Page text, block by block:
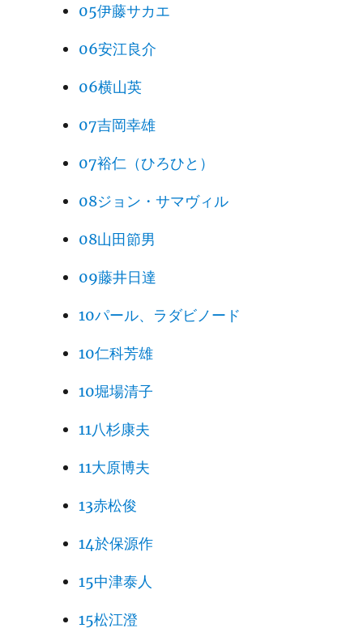
05伊藤サカエ
06安江良介
06横山英
07吉岡幸雄
07裕仁（ひろひと）
08ジョン・サマヴィル
08山田節男
09藤井日達
10パール、ラダビノード
10仁科芳雄
10堀場清子
11八杉康夫
11大原博夫
13赤松俊
14於保源作
15中津泰人
15松江澄